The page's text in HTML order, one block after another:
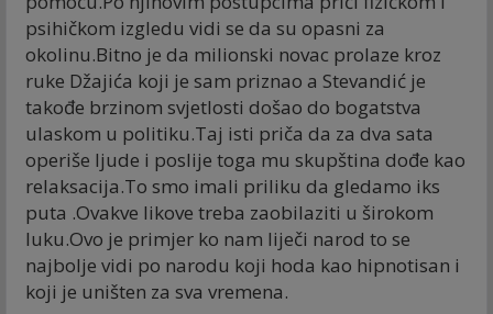
psihičkom izgledu vidi se da su opasni za
okolinu.Bitno je da milionski novac prolaze kroz
ruke Džajića koji je sam priznao a Stevandić je
takođe brzinom svjetlosti došao do bogatstva
ulaskom u politiku.Taj isti priča da za dva sata
operiše ljude i poslije toga mu skupština dođe kao
relaksacija.To smo imali priliku da gledamo iks
puta .Ovakve likove treba zaobilaziti u širokom
luku.Ovo je primjer ko nam liječi narod to se
najbolje vidi po narodu koji hoda kao hipnotisan i
koji je uništen za sva vremena.